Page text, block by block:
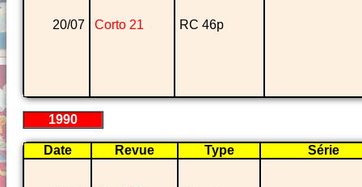
20/07 Corto 21 RC 46p
1990
Date Revue Type Série